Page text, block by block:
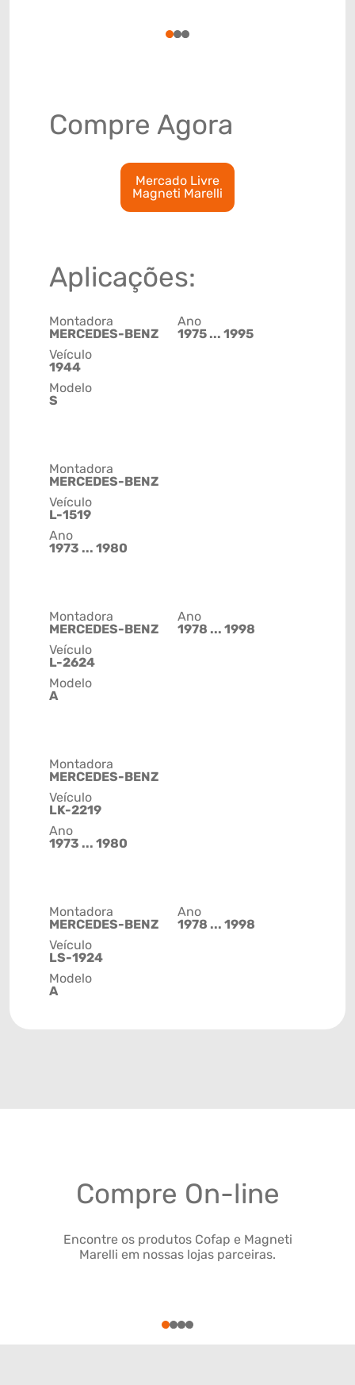
123
Compre Agora
Mercado Livre
Magneti Marelli
Aplicações:
Montadora
MERCEDES-BENZ
Veículo
1944
Modelo
S
Ano
1975 ... 1995
Montadora
MERCEDES-BENZ
Veículo
L-1519
Ano
1973 ... 1980
Montadora
MERCEDES-BENZ
Veículo
L-2624
Modelo
A
Ano
1978 ... 1998
Montadora
MERCEDES-BENZ
Veículo
LK-2219
Ano
1973 ... 1980
Montadora
MERCEDES-BENZ
Veículo
LS-1924
Modelo
A
Ano
1978 ... 1998
Compre On-line
Encontre os produtos Cofap e Magneti
Marelli em nossas lojas parceiras.
1234